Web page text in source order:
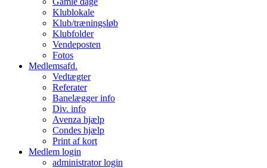
Klublokale
Klub/træningsløb
Klubfolder
Vendeposten
Fotos
Medlemsafd.
Vedtægter
Referater
Banelægger info
Div. info
Avenza hjælp
Condes hjælp
Print af kort
Medlem login
administrator login